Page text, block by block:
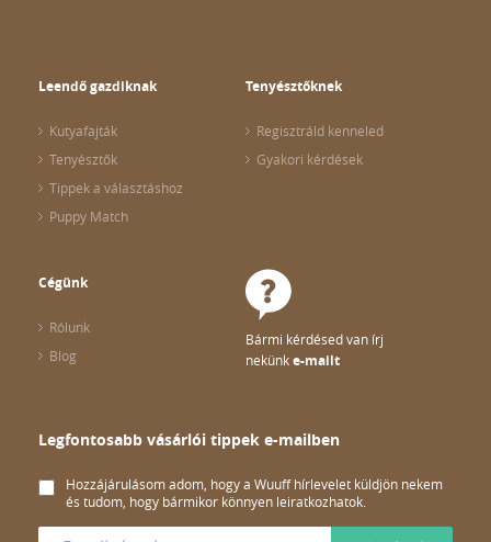
Leendő gazdiknak
Kutyafajták
Tenyésztők
Tippek a választáshoz
Puppy Match
Tenyésztőknek
Regisztráld kenneled
Gyakori kérdések
Cégünk
Rólunk
Blog
Bármi kérdésed van írj
nekünke-mailt
Legfontosabb vásárlói tippek e-mailben
Hozzájárulásom adom, hogy a Wuuff hírlevelet küldjön nekem
és tudom, hogy bármikor könnyen leiratkozhatok.